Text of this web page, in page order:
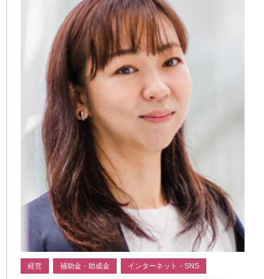
経営 補助金・助成金 インターネット・SNS